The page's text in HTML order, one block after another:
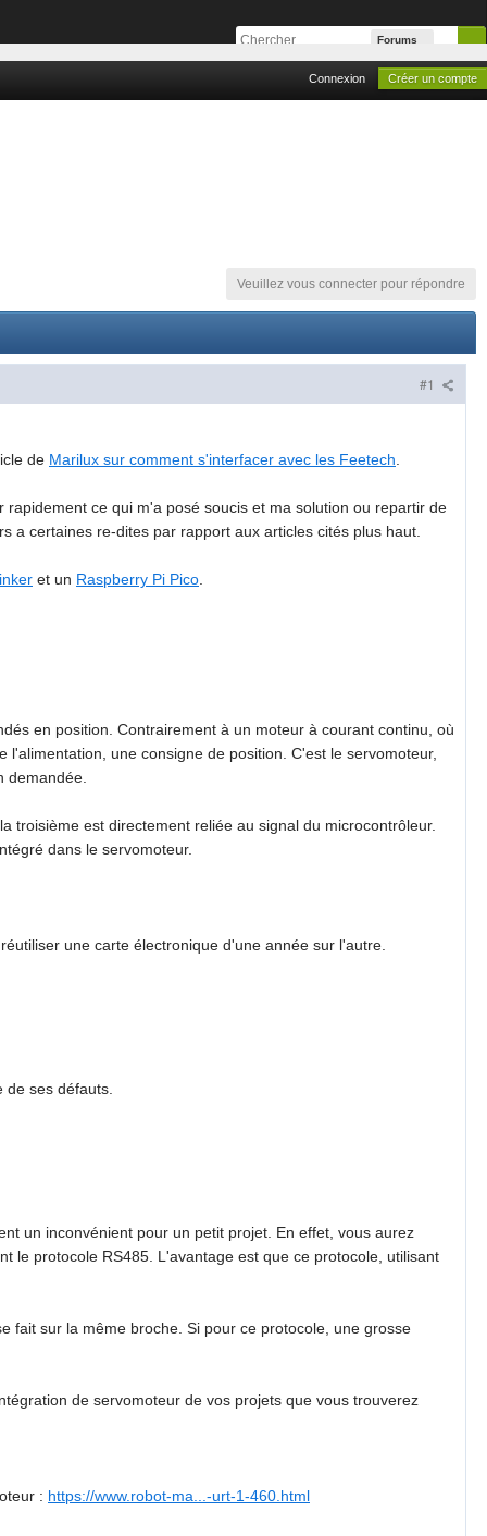
Forums
Connexion Créer un compte
Veuillez vous connecter pour répondre
#1
de Marilux sur comment s'interfacer avec les Feetech
ce qui m'a posé soucis et ma solution ou repartir de
a certaines re-dites par rapport aux articles cités plus haut.
et un Raspberry Pi Pico
en position. Contrairement à un moteur à courant continu, où
une consigne de position. C'est le servomoteur,
demandée.
est directement reliée au signal du microcontrôleur.
dans le servomoteur.
une carte électronique d'une année sur l'autre.
ses défauts.
un inconvénient pour un petit projet. En effet, vous aurez
le protocole RS485. L'avantage est que ce protocole, utilisant
fait sur la même broche. Si pour ce protocole, une grosse
de servomoteur de vos projets que vous trouverez
: https://www.robot-ma...-urt-1-460.html